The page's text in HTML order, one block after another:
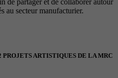
de partager et de collaborer autour
au secteur manufacturier.
ARTISTIQUES DE LA MRC